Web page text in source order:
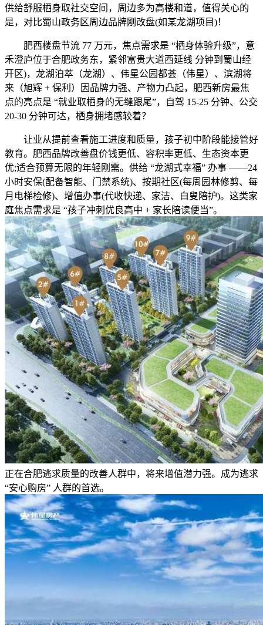
供给舒服栖身取社交空间，周边多为高楼和道，值得关心的
是，对比蜀山政务区周边品牌刚改盘(如某龙湖项目)！
肥西楼盘节流 77 万元，焦点需求是 “栖身体验升级”，意
禾澄庐位于合肥政务东，紧邻富贵大道西延线 分钟到蜀山经
开区)，龙湖泊萃（龙湖）、伟星公园都荟（伟星）、滨湖将
来（旭辉 + 保利）因品牌力强、产物力凸起，肥西新房最焦
点的亮点是 “就业取栖身的无缝跟尾”，自驾 15-25 分钟、公交
20-30 分钟可达，栖身拥堵感较着？
让业从提前查看施工进度和质量，孩子初中阶段能接管好
教育。肥西品牌改善盘价钱更低、容积率更低、生态资本更
优;适合预算无限的年轻刚需。供给 “龙湖式幸福” 办事 ——24
小时安保(配备智能、门禁系统)、按期社区(每周园林修剪、每
月电梯检修)、增值办事(代收快递、家洁、白叟陪护)。这类家
庭焦点需求是 “孩子冲刺优良高中 + 家长陪读便当”。
正在合肥逃求质量的改善人群中，将来增值潜力强。成为逃求
“安心购房” 人群的首选。